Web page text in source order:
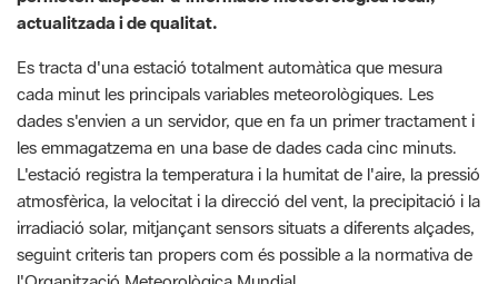
cada minut les principals variables meteorològiques. Les
dades s'envien a un servidor, que en fa un primer tractament i
les emmagatzema en una base de dades cada cinc minuts.
L'estació registra la temperatura i la humitat de l'aire, la pressió
atmosfèrica, la velocitat i la direcció del vent, la precipitació i la
irradiació solar, mitjançant sensors situats a diferents alçades,
seguint criteris tan propers com és possible a la normativa de
l'Organització Meteorològica Mundial.
Amb aquesta instal·lació, l'Ajuntament de Vallgorguina aposta
per oferir dades meteorològiques en temps real i posar a